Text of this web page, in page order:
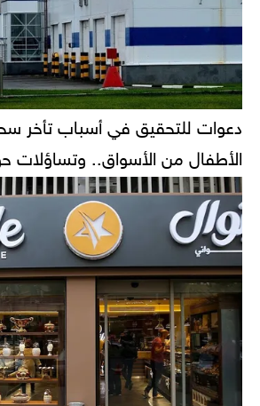
دعوات للتحقيق في أسباب تأخر
الأطفال من الأسواق.. وتساؤلات